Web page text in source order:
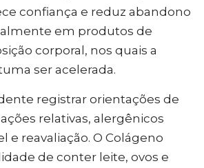
confiança e reduz abandono
em produtos de
corporal, nos quais a
ser acelerada.
registrar orientações de
relativas, alergênicos
e reavaliação. O Colágeno
de conter leite, ovos e